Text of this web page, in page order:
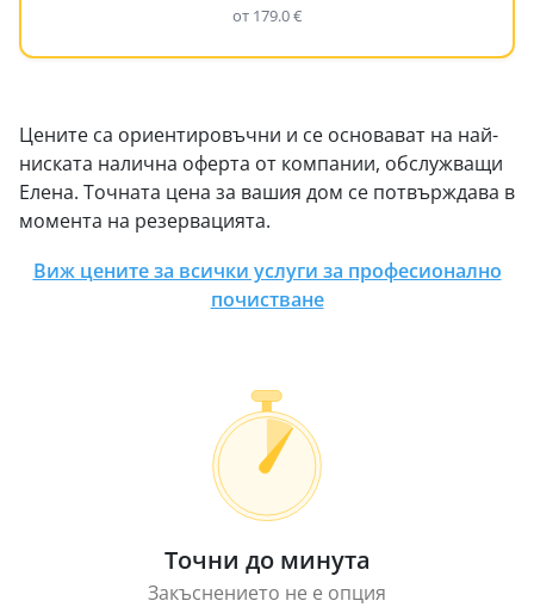
от 179.0 €
Цените са ориентировъчни и се основават на най-
ниската налична оферта от компании, обслужващи
Елена. Точната цена за вашия дом се потвърждава в
момента на резервацията.
Виж цените за всички услуги за професионално
почистване
Точни до минута
Закъснението не е опция